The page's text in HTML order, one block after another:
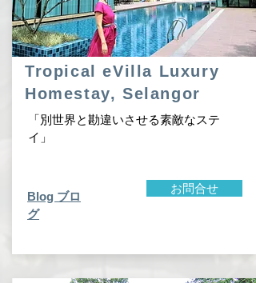
Tropical eVilla Luxury
Homestay, Selangor
「​別世界と勘違いさせる素敵なステ
イ」
Blog​ ブロ
グ
お問合せ